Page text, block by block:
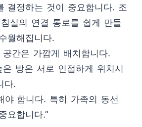
결정하는 것이 중요합니다. 조
실의 연결 통로를 쉽게 만들
월해집니다.
간은 가깝게 배치합니다.
방은 서로 인접하게 위치시
다.
야 합니다. 특히 가족의 동선
요합니다.”